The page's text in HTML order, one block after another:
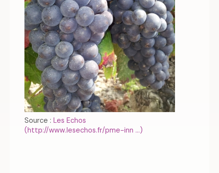
Source : Les Echos
(http://www.lesechos.fr/pme-inn ...)